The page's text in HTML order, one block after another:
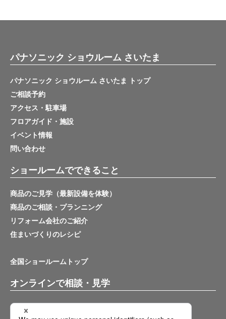
パナソニック ショウルーム さいたま
パナソニック ショウルーム さいたま トップ
ご相談予約
アクセス・駐車場
フロアガイド・施設
イベント情報
問い合わせ
ショールームでできること
商品のご見学（最新設備を体験）
商品のご相談・プランニング
リフォーム会社のご紹介
住まいづくりのレシピ
全国ショールームトップ
オンラインで相談・見学
バーチャルショールーム